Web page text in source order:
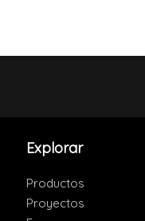
Explorar
Productos
Proyectos